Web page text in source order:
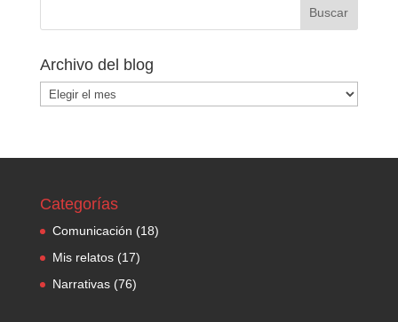
Archivo del blog
Archivo
del
Categorías
Comunicación (18)
Mis relatos(17)
Narrativas(76)